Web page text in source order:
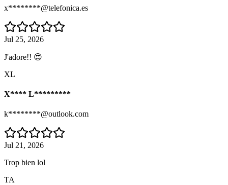
x********@telefonica.es
Jul 25, 2026
J'adore!! 😍
XL
X**** L*********
k********@outlook.com
Jul 21, 2026
Trop bien lol
TA